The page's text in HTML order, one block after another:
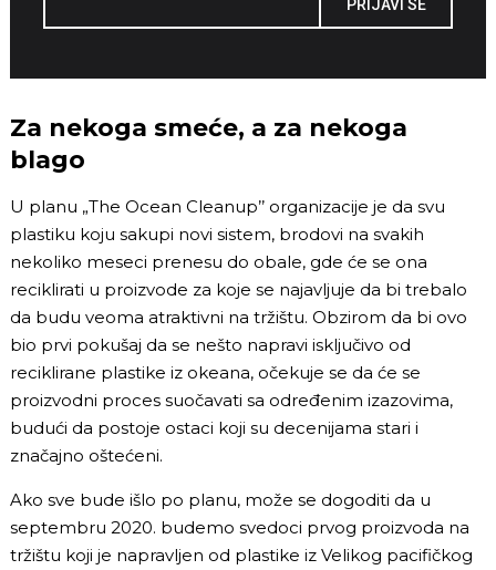
PRIJAVI SE
Za nekoga smeće, a za nekoga
blago
U planu „The Ocean Cleanup’’ organizacije je da svu
plastiku koju sakupi novi sistem, brodovi na svakih
nekoliko meseci prenesu do obale, gde će se ona
reciklirati u proizvode za koje se najavljuje da bi trebalo
da budu veoma atraktivni na tržištu. Obzirom da bi ovo
bio prvi pokušaj da se nešto napravi isključivo od
reciklirane plastike iz okeana, očekuje se da će se
proizvodni proces suočavati sa određenim izazovima,
budući da postoje ostaci koji su decenijama stari i
značajno oštećeni.
Ako sve bude išlo po planu, može se dogoditi da u
septembru 2020. budemo svedoci prvog proizvoda na
tržištu koji je napravljen od plastike iz Velikog pacifičkog